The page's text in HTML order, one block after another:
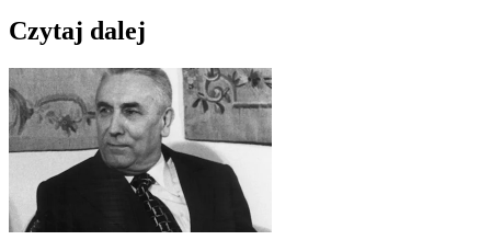
Czytaj dalej